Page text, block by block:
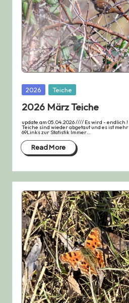
Posted
in2026 Teiche
2026 März Teiche
update am 05.04.2026 //// Es wird - endlich
Teiche sind wieder abgetaut und es ist
69Links zur Statistik Immer…
Read More